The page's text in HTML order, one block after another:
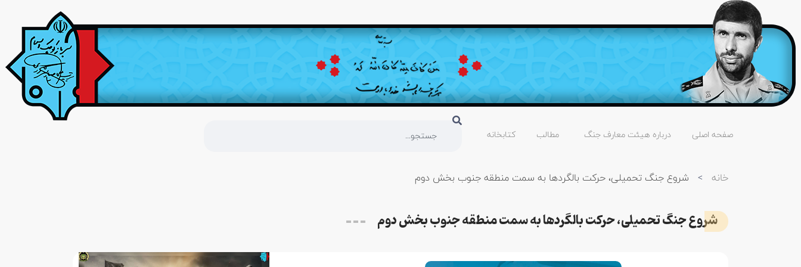
صفحه اصلی درباره هیئت معارف جنگ مطالب کتابخانه
خانه > شروع جنگ تحمیلی، حرکت بالگردها به سمت منطقه جنوب بخش دوم
شروع جنگ تحمیلی، حرکت بالگردها به سمت منطقه جنوب بخش دوم